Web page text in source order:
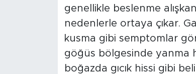
genellikle beslenme
nedenlerle ortaya çıkar.
kusma gibi semptomlar
göğüs bölgesinde yanma
boğazda gıcık hissi gibi